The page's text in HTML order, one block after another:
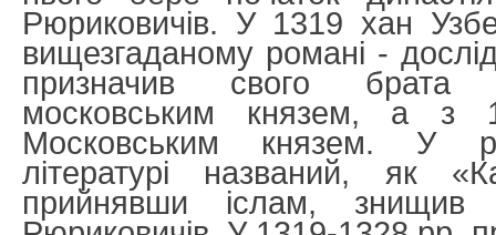
Рюриковичів. У 1319 хан
вищезгаданому романі -
призначив свого брата
московським князем, а
Московським князем. У
літературі названий, як
прийнявши іслам, знищив